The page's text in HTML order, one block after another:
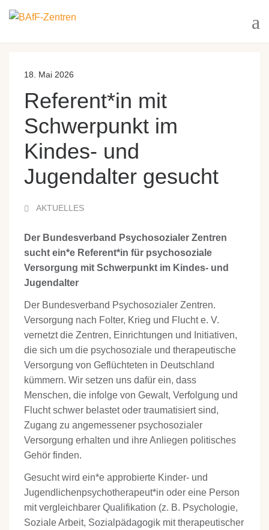
18. Mai 2026
Referent*in mit
Schwerpunkt im
Kindes- und
Jugendalter gesucht
AKTUELLES
Der Bundesverband Psychosozialer Zentren
sucht ein*e Referent*in für psychosoziale
Versorgung mit Schwerpunkt im Kindes- und
Jugendalter
Der Bundesverband Psychosozialer Zentren.
Versorgung nach Folter, Krieg und Flucht e. V.
vernetzt die Zentren, Einrichtungen und Initiativen,
die sich um die psychosoziale und therapeutische
Versorgung von Geflüchteten in Deutschland
kümmern. Wir setzen uns dafür ein, dass
Menschen, die infolge von Gewalt, Verfolgung und
Flucht schwer belastet oder traumatisiert sind,
Zugang zu angemessener psychosozialer
Versorgung erhalten und ihre Anliegen politisches
Gehör finden.
Gesucht wird ein*e approbierte Kinder- und
Jugendlichenpsychotherapeut*in oder eine Person
mit vergleichbarer Qualifikation (z. B. Psychologie,
Soziale Arbeit, Sozialpädagogik mit therapeutischer